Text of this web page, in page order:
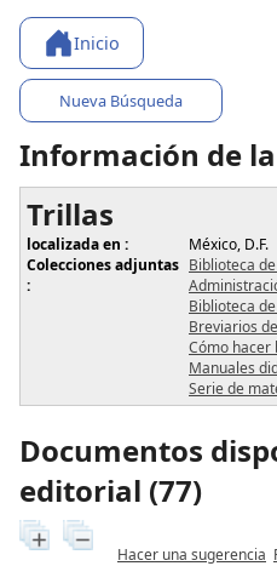
Inicio
Nueva Búsqueda
Información de
Trillas
localizada en :
México, D.F.
Colecciones adjuntas
:
Biblioteca
Biblioteca
Breviarios
Cómo hacer
Manuales
Serie de
Documentos
editorial (77)
Hacer una sugerencia